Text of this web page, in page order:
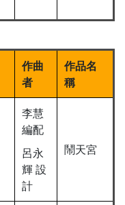
作曲
者
作品名
稱
李慧
編配
呂永
輝 設
計
鬧天宮